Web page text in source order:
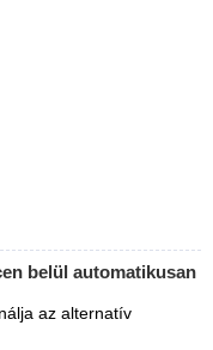
belül automatikusan
az alternatív